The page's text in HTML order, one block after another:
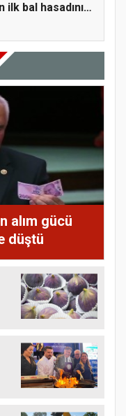
ilk bal hasadını
alım gücü
düştü